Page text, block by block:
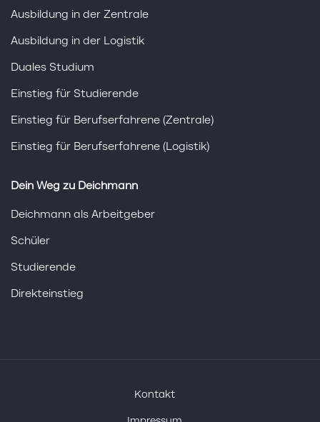
Ausbildung in der Zentrale
Ausbildung in der Logistik
Duales Studium
Einstieg für Studierende
Einstieg für Berufserfahrene (Zentrale)
Einstieg für Berufserfahrene (Logistik)
Dein Weg zu Deichmann
Deichmann als Arbeitgeber
Schüler
Studierende
Direkteinstieg
Kontakt